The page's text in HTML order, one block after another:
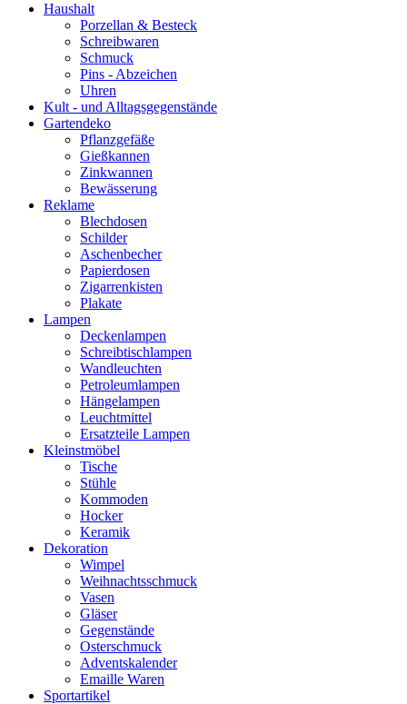
Haushalt
Porzellan & Besteck
Schreibwaren
Schmuck
Pins - Abzeichen
Uhren
Kult - und Alltagsgegenstände
Gartendeko
Pflanzgefäße
Gießkannen
Zinkwannen
Bewässerung
Reklame
Blechdosen
Schilder
Aschenbecher
Papierdosen
Zigarrenkisten
Plakate
Lampen
Deckenlampen
Schreibtischlampen
Wandleuchten
Petroleumlampen
Hängelampen
Leuchtmittel
Ersatzteile Lampen
Kleinstmöbel
Tische
Stühle
Kommoden
Hocker
Keramik
Dekoration
Wimpel
Weihnachtsschmuck
Vasen
Gläser
Gegenstände
Osterschmuck
Adventskalender
Emaille Waren
Sportartikel